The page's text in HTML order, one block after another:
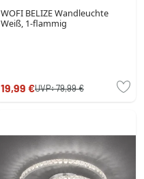
WOFI BELIZE Wandleuchte
Weiß, 1-flammig
19,99 €UVP:79,99 €